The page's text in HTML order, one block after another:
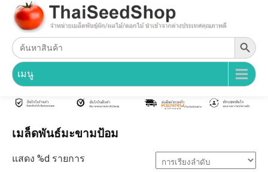
Search
for:
Search Button
เมนู
เมล็ดพันธ์มะขามป้อม
แสดง %d รายการ